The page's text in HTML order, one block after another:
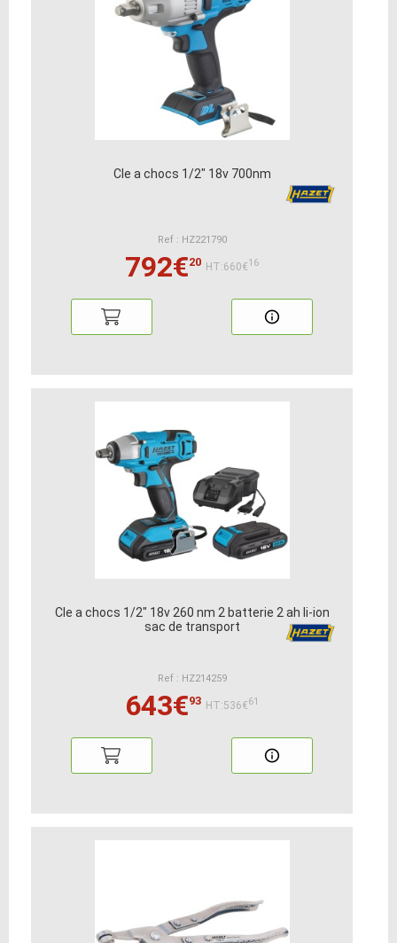
Cle a chocs 1/2" 18v 700nm
Ref : HZ221790
792€20 HT:660€16
Cle a chocs 1/2" 18v 260 nm 2 batterie 2 ah li-ion
sac de transport
Ref : HZ214259
643€93 HT:536€61